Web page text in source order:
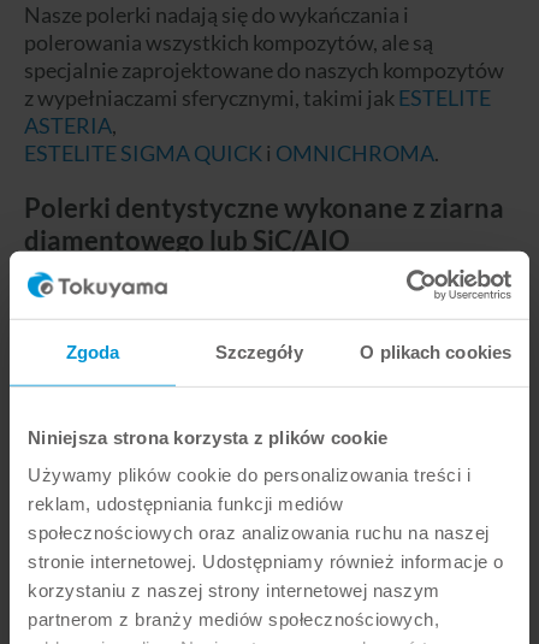
Zgoda Szczegóły O plikach cookies
Niniejsza strona korzysta z plików cookie
Używamy plików cookie do personalizowania treści i
reklam, udostępniania funkcji mediów
społecznościowych oraz analizowania ruchu na naszej
stronie internetowej. Udostępniamy również informacje o
korzystaniu z naszej strony internetowej naszym
partnerom z branży mediów społecznościowych,
Nasze polerki nadają się do wykańczania i
polerowania wszystkich kompozytów, ale są
specjalnie zaprojektowane do naszych kompozytów
z wypełniaczami sferycznymi, takimi jak ESTELITE
ASTERIA,
ESTELITE SIGMA QUICK i OMNICHROMA.
Polerki dentystyczne wykonane z ziarna
diamentowego lub SiC/AIO
Nasze polerki diamentowe zapewniają wyjątkowo
gładką i błyszczącą powierzchnię. Dzięki wysokiej
polerowanie, co znacznie skraca czas zabiegu. Polerki
diamentowe są bardzo wytrzymałe i mają dłuższą
węglika krzemu (SiC) i tlenku glinu (AIO) są również
znane z wysokiej jakości rezultatów, ale czas aplikacji
jest nieco dłuższy. Zużycie jest większe, a materiał
ścierny musi być wymieniany bardziej regularnie.
Wyniki estetyczne i funkcjonalne: formy
do każdego rodzaju prac